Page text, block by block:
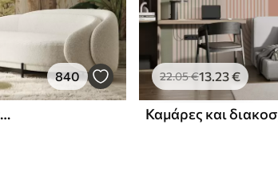
840
Δασικό μονοπάτι ανάμεσα σε μεγαλοπρεπή δέντρα σε στυλ ακουαρέλας
22.05€13.23€